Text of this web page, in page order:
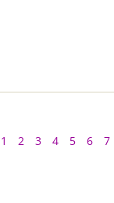
1 2 3 4 5 6 7